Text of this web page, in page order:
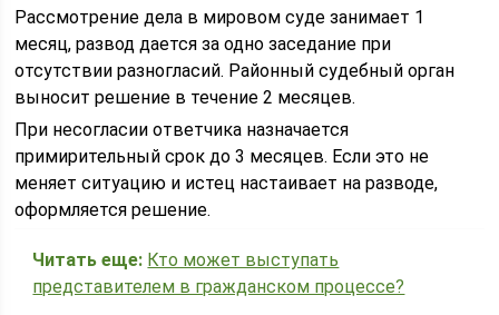
Рассмотрение дела в мировом суде занимает 1
месяц, развод дается за одно заседание при
отсутствии разногласий. Районный судебный орган
выносит решение в течение 2 месяцев.
При несогласии ответчика назначается
примирительный срок до 3 месяцев. Если это не
меняет ситуацию и истец настаивает на разводе,
оформляется решение.
Читать еще: Кто может выступать
представителем в гражданском процессе?